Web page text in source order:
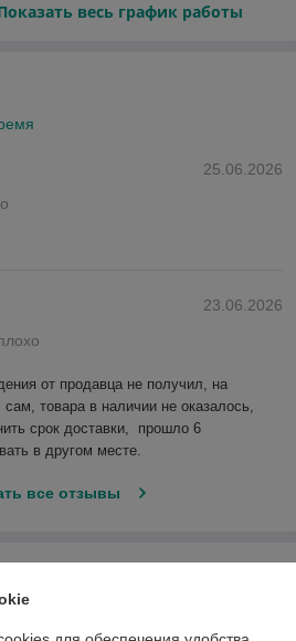
весь график работы
25.06.2026
23.06.2026
от продавца не получил, на
товара в наличии не оказалось,
срок доставки,  прошло 6
в другом месте.
все отзывы